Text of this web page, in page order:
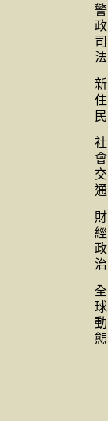
警
政
司
法
新
住
民
社
會
交
通
財
經
政
治
全
球
動
態